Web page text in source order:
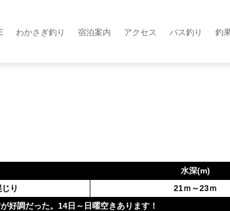
わかさぎ釣り 宿泊案内 アクセス バス釣り 釣
水深(m)
り
21ｍ～23ｍ
好調だった。14日～日曜空きあります！